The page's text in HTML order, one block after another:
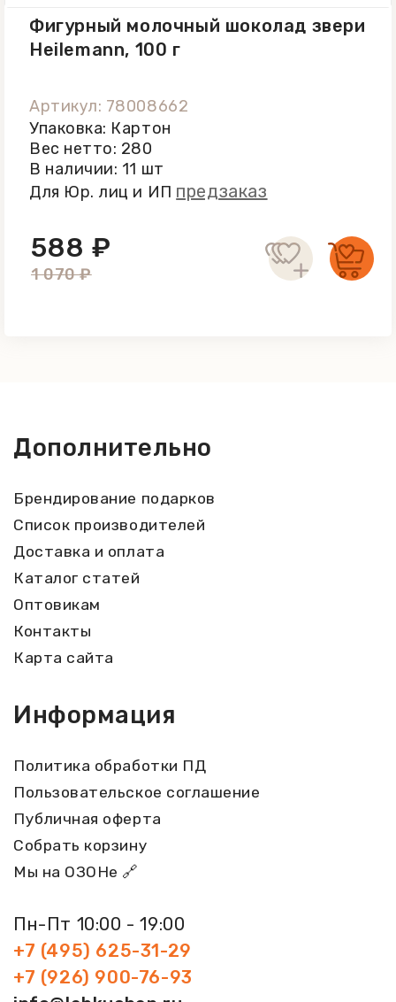
Фигурный молочный шоколад звери
Heilemann, 100 г
Артикул: 78008662
Упаковка: Картон
Вес нетто: 280
В наличии: 11 шт
Для Юр. лиц и ИП предзаказ
588 ₽
1 070 ₽
Дополнительно
Брендирование подарков
Список производителей
Доставка и оплата
Каталог статей
Оптовикам
Контакты
Карта сайта
Информация
Политика обработки ПД
Пользовательское соглашение
Публичная оферта
Собрать корзину
Мы на ОЗОНе 🔗
Пн-Пт 10:00 - 19:00
+7 (495) 625-31-29
+7 (926) 900-76-93